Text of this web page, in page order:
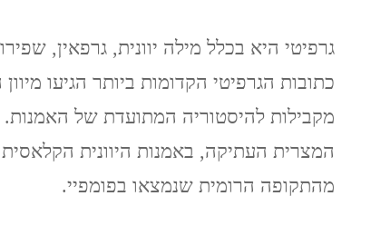
גרפיטי היא בכלל מילה יוונית, גרפאין,
כתובות הגרפיטי הקדומות ביותר הגיעו
מקבילות להיסטוריה המתועדת של
המצרית העתיקה, באמנות היוונית
מהתקופה הרומית שנמצאו בפומפיי.